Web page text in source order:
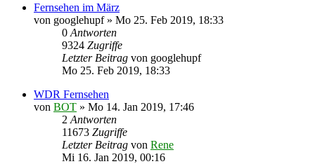
Fernsehen im März
von googlehupf» Mo 25. Feb 2019, 18:33
0 Antworten
9324 Zugriffe
Letzter Beitrag von googlehupf
Mo 25. Feb 2019, 18:33
WDR Fernsehen
von BOT » Mo 14. Jan 2019, 17:46
2 Antworten
11673 Zugriffe
Letzter Beitrag von Rene
Mi 16. Jan 2019, 00:16